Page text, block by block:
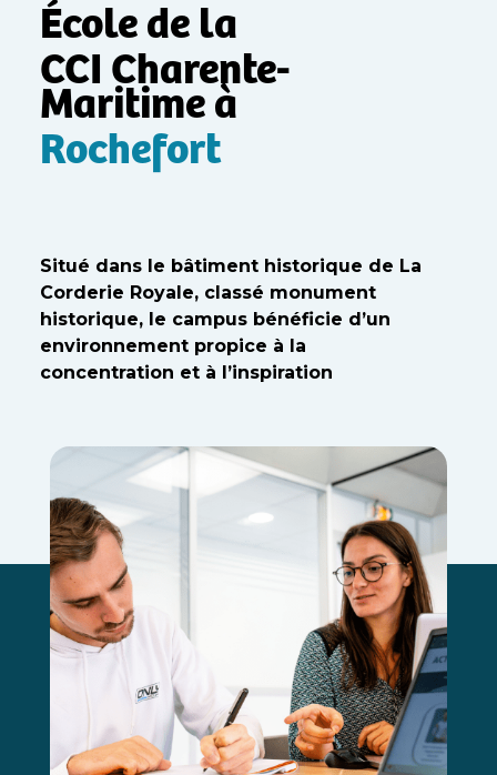
École de la
CCI Charente-
Maritime à
Rochefort
Situé dans le bâtiment historique de La
Corderie Royale, classé monument
historique, le campus bénéficie d’un
environnement propice à la
concentration et à l’inspiration